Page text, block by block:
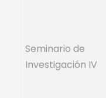
Seminario de
Investigación IV